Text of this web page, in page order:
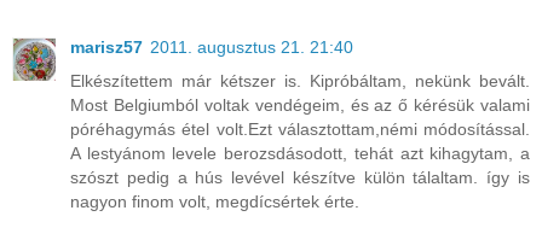
marisz57 2011. augusztus 21. 21:40
Elkészítettem már kétszer is. Kipróbáltam, nekünk bevált.
Most Belgiumból voltak vendégeim, és az ő kérésük valami
póréhagymás étel volt.Ezt választottam,némi módosítással.
A lestyánom levele berozsdásodott, tehát azt kihagytam, a
szószt pedig a hús levével készítve külön tálaltam. így is
nagyon finom volt, megdícsértek érte.